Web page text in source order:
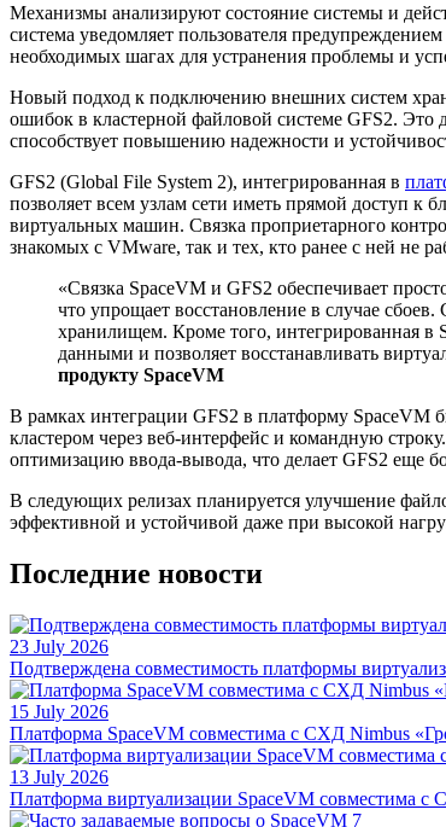
Механизмы анализируют состояние системы и
система уведомляет пользователя
необходимых шагах для устранения проблемы и
Новый подход к подключению внешних систем
ошибок в кластерной файловой системе GFS2. Это
способствует повышению надежности и
GFS2 (Global File System 2), интегрированная в
позволяет всем узлам сети иметь прямой доступ к
виртуальных машин. Связка проприетарного
знакомых с VMware, так и тех, кто ранее с ней не
«Связка SpaceVM и GFS2 обеспечивает
что упрощает восстановление в случае
хранилищем. Кроме того, интегрированная в
данными и позволяет восстанавливать
продукту SpaceVM
В рамках интеграции GFS2 в платформу SpaceVM
кластером через веб-интерфейс и командную
оптимизацию ввода-вывода, что делает GFS2 еще
В следующих релизах планируется улучшение
эффективной и устойчивой даже при высокой
Последние новости
23 July 2026
Подтверждена совместимость платформы
15 July 2026
Платформа SpaceVM совместима с СХД Nimbus
13 July 2026
Платформа виртуализации SpaceVM совместима